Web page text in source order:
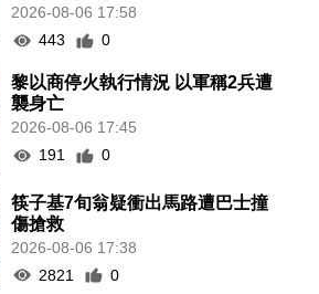
2026-08-06 17:58
443
0
黎以商停火執行情況 以軍稱2兵遭
襲身亡
2026-08-06 17:45
191
0
筷子基7旬翁疑衝出馬路遭巴士撞
傷搶救
2026-08-06 17:38
2821
0